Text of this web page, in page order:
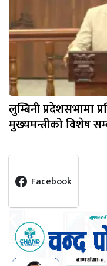
लुम्बिनी प्रदेशसभामा
मुख्यमन्त्रीको विशेष
Facebook